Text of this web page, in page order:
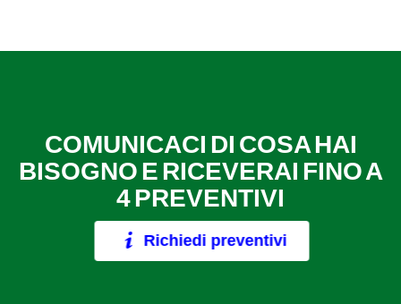
COMUNICACI DI COSA HAI
BISOGNO E RICEVERAI FINO A
4 PREVENTIVI
Richiedi preventivi